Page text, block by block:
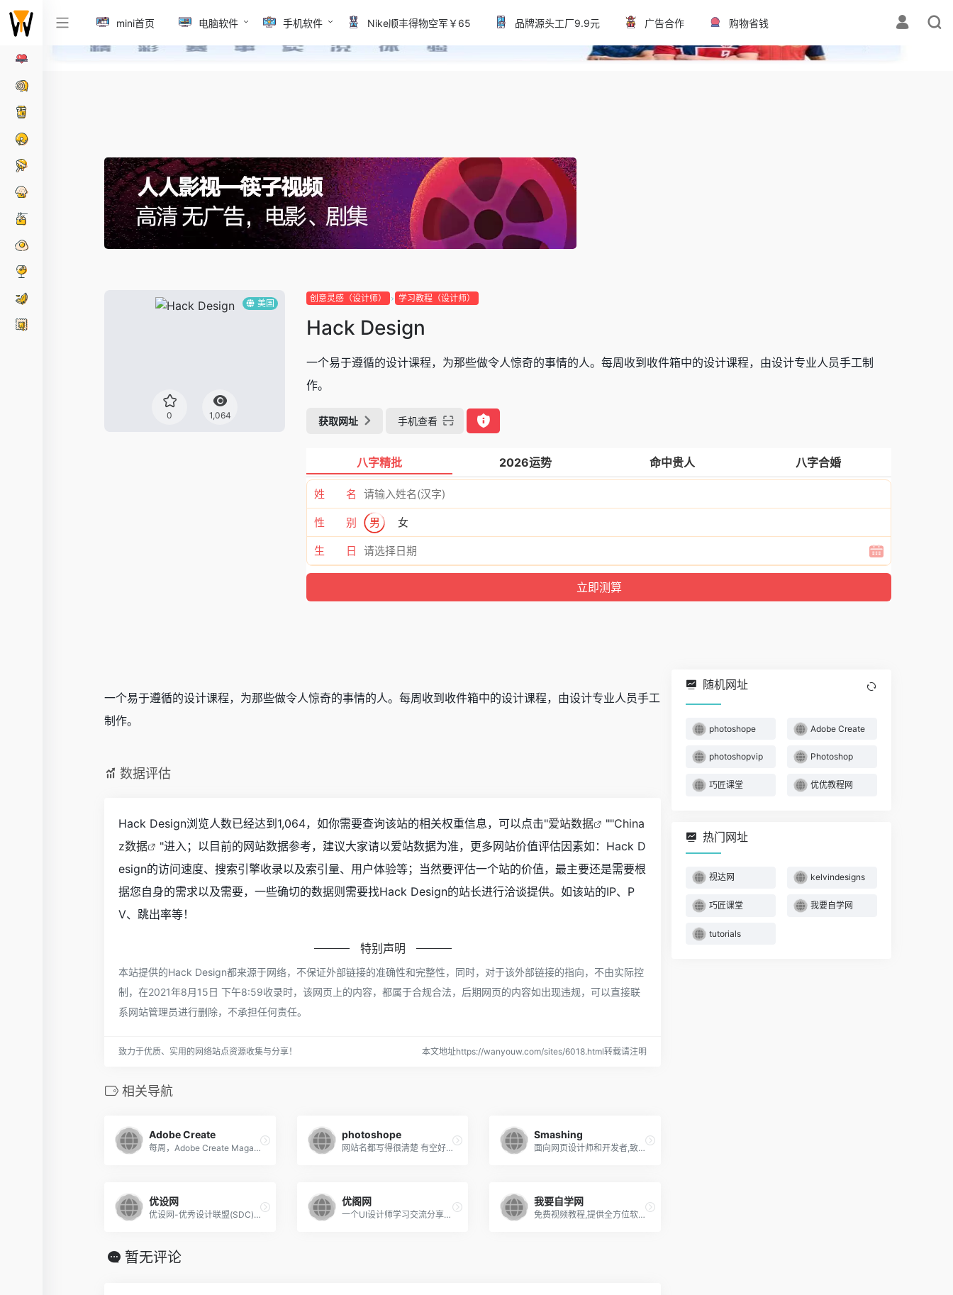
✕
mini首页 电脑软件 手机软件 Nike顺丰得物空军￥65 品牌源头工厂9.9元 广告合作 购物省钱
美国
0 1,064
创意灵感（设计师） 学习教程（设计师）
Hack Design
一个易于遵循的设计课程，为那些做令人惊奇的事情的人。每周收到收件箱中的设计课程，由设计专业人员手工制
作。
获取网址 手机查看
八字精批 2026运势 命中贵人 八字合婚
姓 名
性 别 男 女
生 日
一个易于遵循的设计课程，为那些做令人惊奇的事情的人。每周收到收件箱中的设计课程，由设计专业人员手工
制作。
数据评估
Hack Design浏览人数已经达到1,064，如你需要查询该站的相关权重信息，可以点击"爱站数据 ""China
z数据
"进入；以目前的网站数据参考，建议大家请以爱站数据为准，更多网站价值评估因素如：Hack D
esign的访问速度、搜索引擎收录以及索引量、用户体验等；当然要评估一个站的价值，最主要还是需要根
据您自身的需求以及需要，一些确切的数据则需要找Hack Design的站长进行洽谈提供。如该站的IP、P
V、跳出率等！
特别声明
本站提供的Hack Design都来源于网络，不保证外部链接的准确性和完整性，同时，对于该外部链接的指向，不由实际控
制，在2021年8月15日 下午8:59收录时，该网页上的内容，都属于合规合法，后期网页的内容如出现违规，可以直接联
系网站管理员进行删除，不承担任何责任。
致力于优质、实用的网络站点资源收集与分享！ 本文地址https://wanyouw.com/sites/6018.html转载请注明
相关导航
Adobe Create
每周，Adobe Create Magazine都会以创新艺术家为特色
photoshope
网站名都写得很清楚 有空好好补补ps基础
Smashing
面向网页设计师和开发者,致力于为设计界提供高质量的内容。
优设网
优设网-优秀设计联盟(SDC)，是有着良好职业交流氛围的设计行业联盟。
优阁网
一个UI设计师学习交流分享的平台
我要自学网
免费视频教程,提供全方位软件学习
暂无评论
随机网址
photoshope Adobe Create
photoshopvip Photoshop
巧匠课堂 优优教程网
热门网址
视达网 kelvindesigns
巧匠课堂 我要自学网
tutorials